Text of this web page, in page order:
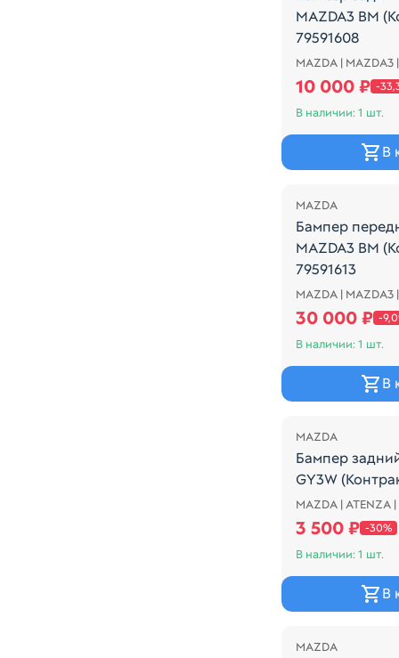
MAZDA3 BM
79591608
Mazda
MAZDA | MAZDA3
10 000 ₽ -
В наличии: 1 шт.
В
Распродажа
MAZDA
Бампер
MAZDA3 BM
79591613
Подмят,
MAZDA | MAZDA3
30 000 ₽ -
В наличии: 1 шт.
В
Распродажа
MAZDA
Бампер
GY3W
!!! ДЕФЕКТЫ НА
MAZDA | ATENZA
3 500 ₽ -30%
В наличии: 1 шт.
В
Распродажа
MAZDA